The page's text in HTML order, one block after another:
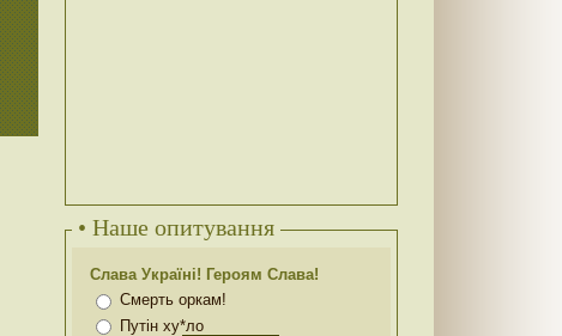
• Наше опитування
Слава Україні! Героям Слава!
Смерть оркам!
Путін ху*ло